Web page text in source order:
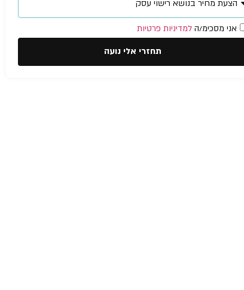
אני מסכימ/הלמדיניות פרטיות
תחזרי אלי נועה